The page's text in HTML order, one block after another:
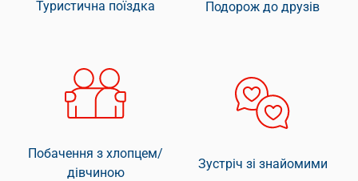
Туристична поїздка Подорож до друзів
Побачення з хлопцем/
дівчиною
Зустріч зі знайомими